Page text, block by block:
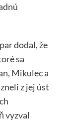
dodal, že
sa
Mikulec a
z jej úst
vyzval